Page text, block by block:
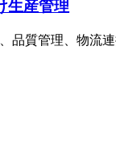
生産管理
品質管理、物流